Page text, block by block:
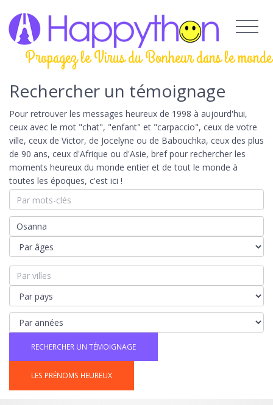
Propagez le Virus du Bonheur dans le monde
Rechercher un témoignage
Pour retrouver les messages heureux de 1998 à aujourd'hui,
ceux avec le mot "chat", "enfant" et "carpaccio", ceux de votre
ville, ceux de Victor, de Jocelyne ou de Babouchka, ceux des plus
de 90 ans, ceux d'Afrique ou d'Asie, bref pour rechercher les
moments heureux du monde entier et de tout le monde à
toutes les époques, c'est ici !
LES PRÉNOMS HEUREUX